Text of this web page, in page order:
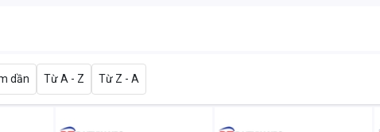
dần Từ A - Z Từ Z - A